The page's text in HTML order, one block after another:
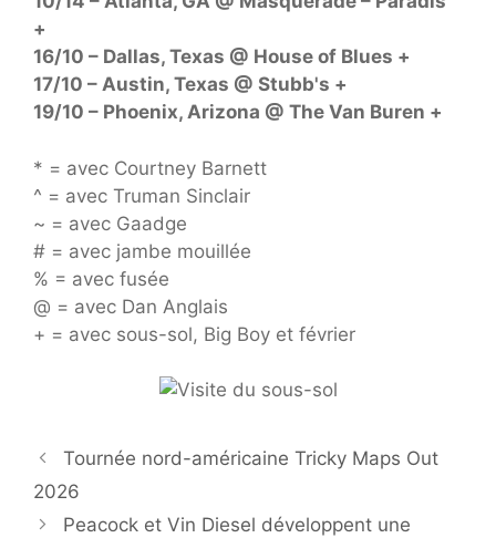
+
16/10 – Dallas, Texas @ House of Blues +
17/10 – Austin, Texas @ Stubb's +
19/10 – Phoenix, Arizona @ The Van Buren +
* = avec Courtney Barnett
^ = avec Truman Sinclair
~ = avec Gaadge
# = avec jambe mouillée
% = avec fusée
@ = avec Dan Anglais
+ = avec sous-sol, Big Boy et février
Tournée nord-américaine Tricky Maps Out
2026
Peacock et Vin Diesel développent une